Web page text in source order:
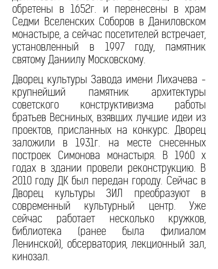
обретены в 1652г. и перенесены в храм
Седми Вселенских Соборов в Даниловском
монастыре, а сейчас посетителей встречает,
установленный в 1997 году, памятник
святому Даниилу Московскому.
Дворец культуры Завода имени Лихачева -
крупнейший памятник архитектуры
советского конструктивизма работы
братьев Весниных, взявших лучшие идеи из
проектов, присланных на конкурс. Дворец
заложили в 1931г. на месте снесенных
построек Симонова монастыря. В 1960 х
годах в здании провели реконструкцию. В
2010 году ДК был передан городу. Сейчас в
Дворец культуры ЗИЛ преобразуют в
современный культурный центр. Уже
сейчас работает несколько кружков,
библиотека (ранее была филиалом
Ленинской), обсерватория, лекционный зал,
кинозал.